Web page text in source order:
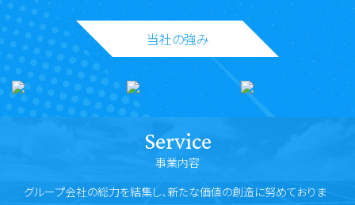
当社の強み
Service
事業内容
グループ会社の総力を結集し、新たな価値の創造に努めておりま